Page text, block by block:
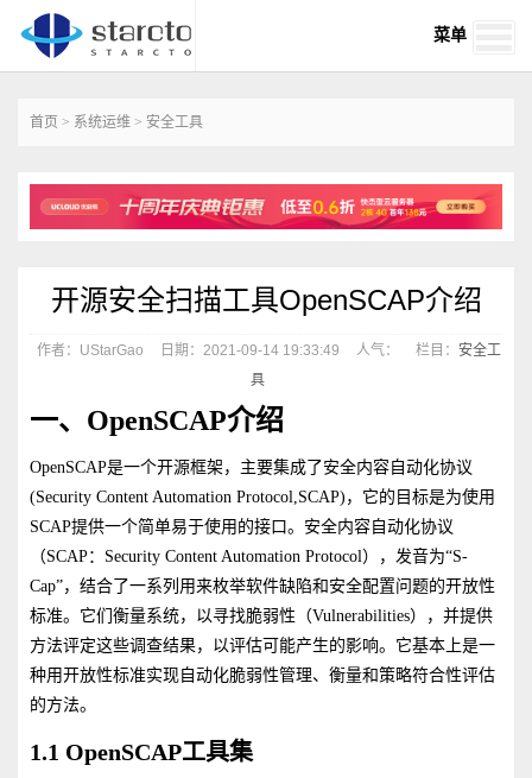
菜单
首页 > 系统运维 > 安全工具
开源安全扫描工具OpenSCAP介绍
作者：UStarGao 日期：2021-09-14 19:33:49 人气： 栏目： 安全工
具
一、OpenSCAP介绍
OpenSCAP是一个开源框架，主要集成了安全内容自动化协议
(Security Content Automation Protocol,SCAP)，它的目标是为使用
SCAP提供一个简单易于使用的接口。安全内容自动化协议
（SCAP：Security Content Automation Protocol），发音为“S-
Cap”，结合了一系列用来枚举软件缺陷和安全配置问题的开放性
标准。它们衡量系统，以寻找脆弱性（Vulnerabilities），并提供
方法评定这些调查结果，以评估可能产生的影响。它基本上是一
种用开放性标准实现自动化脆弱性管理、衡量和策略符合性评估
的方法。
1.1 OpenSCAP工具集